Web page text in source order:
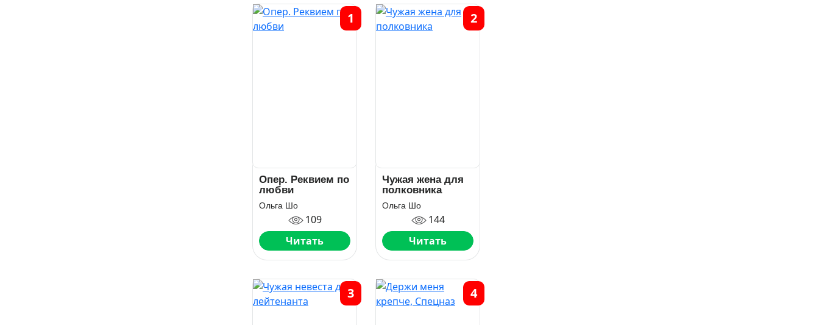
Опер. Реквием по
любви
Ольга Шо
109
Читать
1
Чужая жена для
полковника
Ольга Шо
144
Читать
2
3 4